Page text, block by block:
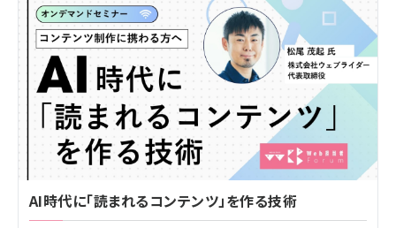
AI時代に「読まれるコンテンツ」を作る技術